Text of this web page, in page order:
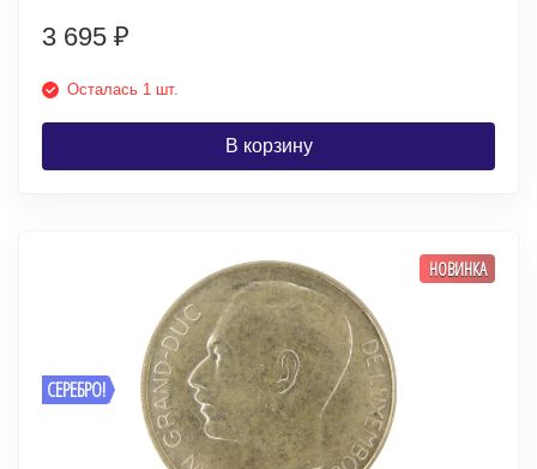
3 695 ₽
Осталась 1 шт.
В корзину
СЕРЕБРО!
НОВИНКА